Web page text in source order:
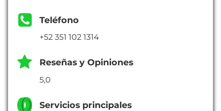
Teléfono
+52 351 102 1314
Reseñas y Opiniones
5,0
Servicios principales